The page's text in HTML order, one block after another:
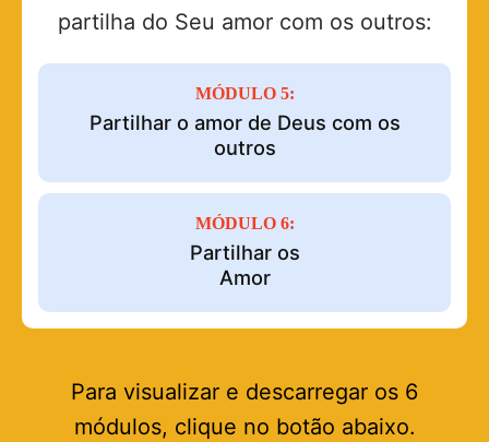
partilha do Seu amor com os outros:
MÓDULO 5:
Partilhar o amor de Deus com os
outros
MÓDULO 6:
Partilhar os
Amor
Para visualizar e descarregar os 6
módulos, clique no botão abaixo.